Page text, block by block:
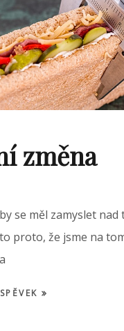
změna
se měl zamyslet nad
proto, že jsme na